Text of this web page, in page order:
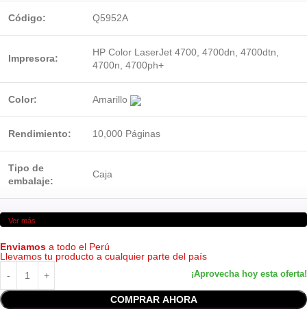
Código: Q5952A
Impresora:
HP Color LaserJet 4700, 4700dn, 4700dtn,
4700n, 4700ph+
Color: Amarillo
Rendimiento: 10,000 Páginas
Tipo de
embalaje:
Caja
Ver más
Enviamos a todo el Perú
Llevamos tu producto a cualquier parte del país
COMPRAR AHORA